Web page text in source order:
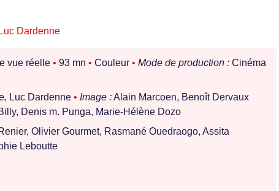
Luc Dardenne
vue réelle • 93 mn • Couleur • Mode de production : Cinéma
Luc Dardenne • Image :Alain Marcoen, Benoît Dervaux
Denis m. Punga, Marie-Hélène Dozo
Olivier Gourmet, Rasmané Ouedraogo, Assita
Leboutte